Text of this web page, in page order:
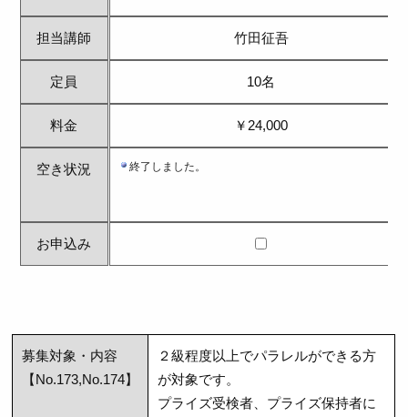
担当講師
定員
料金
空き状況
お申込み
竹田征吾
10名
￥24,000
募集対象・内容
【No.173,No.174】
２級程度以上でパラレルができる方
が対象です。
プライズ受検者、プライズ保持者に